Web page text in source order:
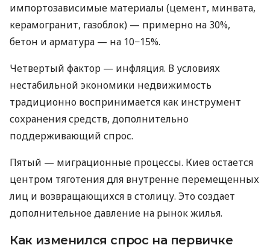
импортозависимые материалы (цемент, минвата,
керамогранит, газоблок) — примерно на 30%,
бетон и арматура — ​​на 10−15%.
Четвертый фактор — инфляция. В условиях
нестабильной экономики недвижимость
традиционно воспринимается как инструмент
сохранения средств, дополнительно
поддерживающий спрос.
Пятый — миграционные процессы. Киев остается
центром тяготения для внутренне перемещенных
лиц и возвращающихся в столицу. Это создает
дополнительное давление на рынок жилья.
Как изменился спрос на первичке